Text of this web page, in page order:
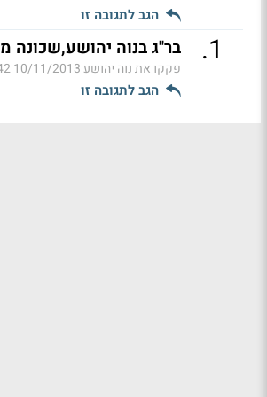
הגב לתגובה זו
1
. בר"ג בנוה יהושע,שכונה מ1946עם סמטאות צרות, בונים מגדלים (ל"ת)
פקקו את נוה יהושע10/11/2013 10:42
הגב לתגובה זו